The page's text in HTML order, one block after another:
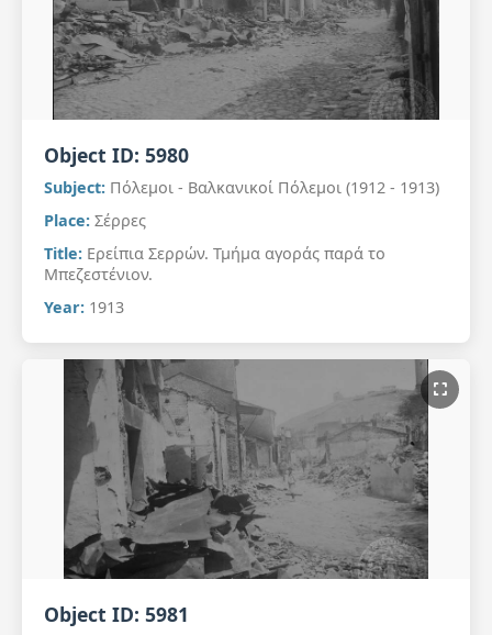
Object ID: 5980
Subject: Πόλεμοι - Βαλκανικοί Πόλεμοι (1912 - 1913)
Place: Σέρρες
Title: Ερείπια Σερρών. Τμήμα αγοράς παρά το
Μπεζεστένιον.
Year: 1913
Object ID: 5981